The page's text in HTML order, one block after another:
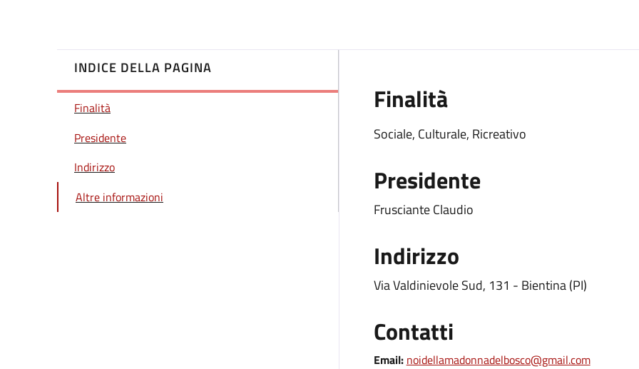
INDICE DELLA PAGINA
Finalità
Presidente
Indirizzo
Altre informazioni
Finalità
Sociale, Culturale, Ricreativo
Presidente
Frusciante Claudio
Indirizzo
Via Valdinievole Sud, 131 - Bientina (PI)
Contatti
Email: noidellamadonnadelbosco@gmail.com